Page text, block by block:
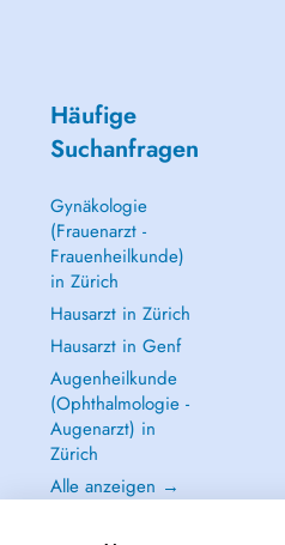
Häufige
Suchanfragen
Gynäkologie
(Frauenarzt -
Frauenheilkunde)
in Zürich
Hausarzt in Zürich
Hausarzt in Genf
Augenheilkunde
(Ophthalmologie -
Augenarzt) in
Zürich
Alle anzeigen →